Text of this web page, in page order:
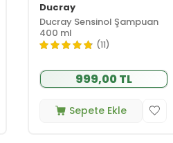
Ducray
Ducray Sensinol Şampuan
400 ml
(11)
999,00 TL
Sepete Ekle